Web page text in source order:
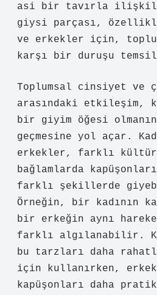
asi bir tavırla
giysi parçası,
ve erkekler için,
karşı bir duruşu
Toplumsal cinsiyet
arasındaki etkileşim,
bir giyim öğesi
geçmesine yol açar.
erkekler, farklı
bağlamlarda
farklı şekillerde
Örneğin, bir kadının
bir erkeğin aynı
farklı algılanabilir.
bu tarzları daha
için kullanırken,
kapüşonları daha